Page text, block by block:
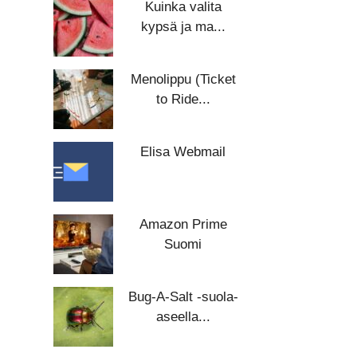
Kuinka valita
kypsä ja ma...
Menolippu (Ticket
to Ride...
Elisa Webmail
Amazon Prime
Suomi
Bug-A-Salt -suola-
aseella...